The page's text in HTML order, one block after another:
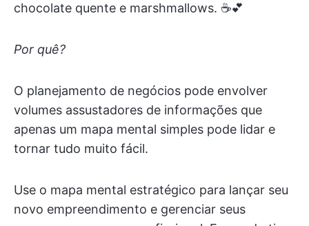
chocolate quente e marshmallows. ☕️💕
Por quê?
O planejamento de negócios pode envolver
volumes assustadores de informações que
apenas um mapa mental simples pode lidar e
tornar tudo muito fácil.
Use o mapa mental estratégico para lançar seu
novo empreendimento e gerenciar seus